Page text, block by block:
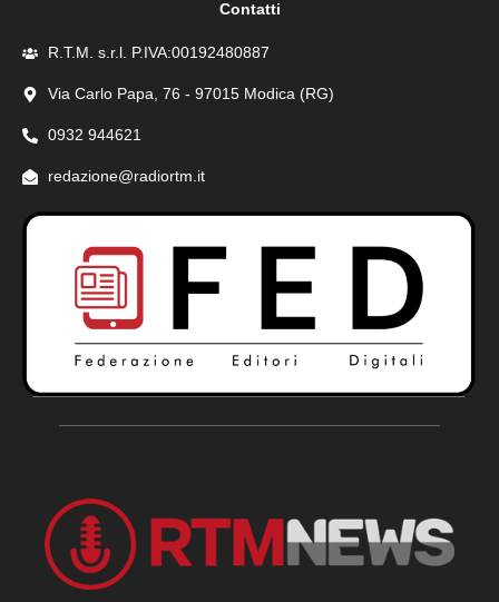
Contatti
R.T.M. s.r.l. P.IVA:00192480887
Via Carlo Papa, 76 - 97015 Modica (RG)
0932 944621
redazione@radiortm.it